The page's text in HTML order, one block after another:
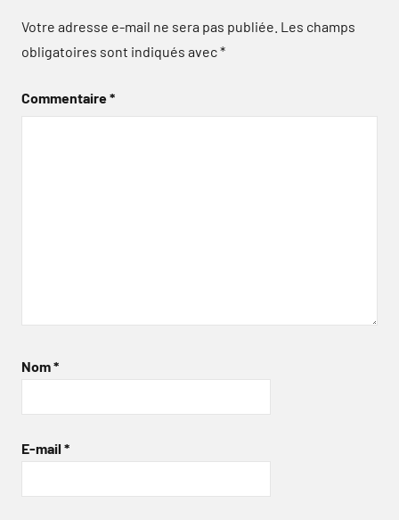
Votre adresse e-mail ne sera pas publiée. Les champs
obligatoires sont indiqués avec*
Commentaire*
Nom*
E-mail *